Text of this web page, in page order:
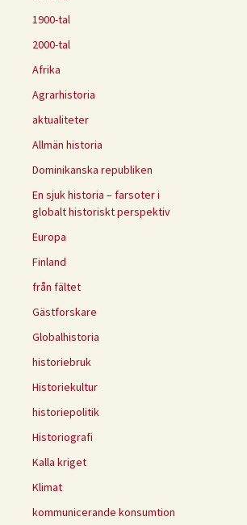
1900-tal
2000-tal
Afrika
Agrarhistoria
aktualiteter
Allmän historia
Dominikanska republiken
En sjuk historia – farsoter i
globalt historiskt perspektiv
Europa
Finland
från fältet
Gästforskare
Globalhistoria
historiebruk
Historiekultur
historiepolitik
Historiografi
Kalla kriget
Klimat
kommunicerande konsumtion